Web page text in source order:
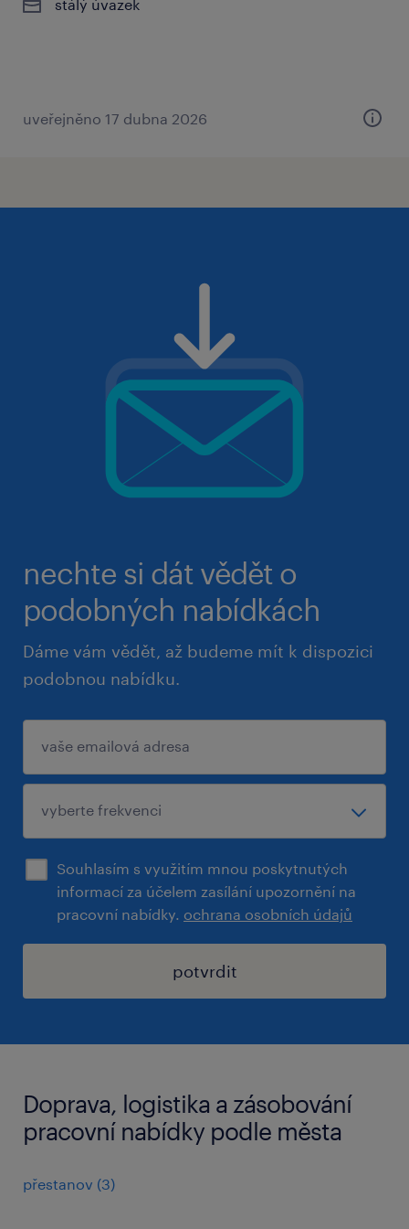
stálý úvazek
uveřejněno 17 dubna 2026
nechte si dát vědět o
podobných nabídkách
Dáme vám vědět, až budeme mít k dispozici
podobnou nabídku.
Souhlasím s využitím mnou poskytnutých
informací za účelem zasílání upozornění na
pracovní nabídky. ochrana osobních údajů
potvrdit
Doprava, logistika a zásobování
pracovní nabídky podle města
přestanov (3)